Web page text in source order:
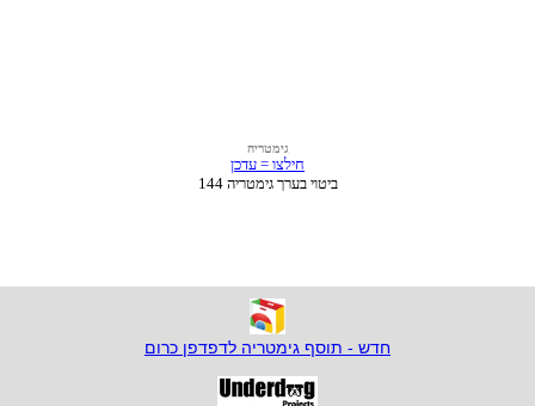
חדש - תוסף גימטריה לדפדפן כרום